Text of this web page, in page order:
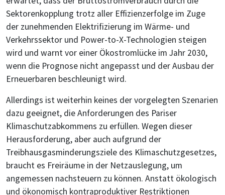
Sektorenkopplung trotz aller Effizienzerfolge im Zuge
der zunehmenden Elektrifizierung im Wärme- und
Verkehrssektor und Power-to-X-Technologien steigen
wird und warnt vor einer Ökostromlücke im Jahr 2030,
wenn die Prognose nicht angepasst und der Ausbau der
Erneuerbaren beschleunigt wird.
Allerdings ist weiterhin keines der vorgelegten Szenarien
dazu geeignet, die Anforderungen des Pariser
Klimaschutzabkommens zu erfüllen. Wegen dieser
Herausforderung, aber auch aufgrund der
Treibhausgasminderungsziele des Klimaschutzgesetzes,
braucht es Freiräume in der Netzauslegung, um
angemessen nachsteuern zu können. Anstatt ökologisch
und ökonomisch kontraproduktiver Restriktionen